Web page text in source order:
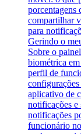
porcentagens
compartilhar
para
Gerindo o
Sobre o
biométrica
perfil de
configurações
aplicativo de
notificações e
notificações
funcionário